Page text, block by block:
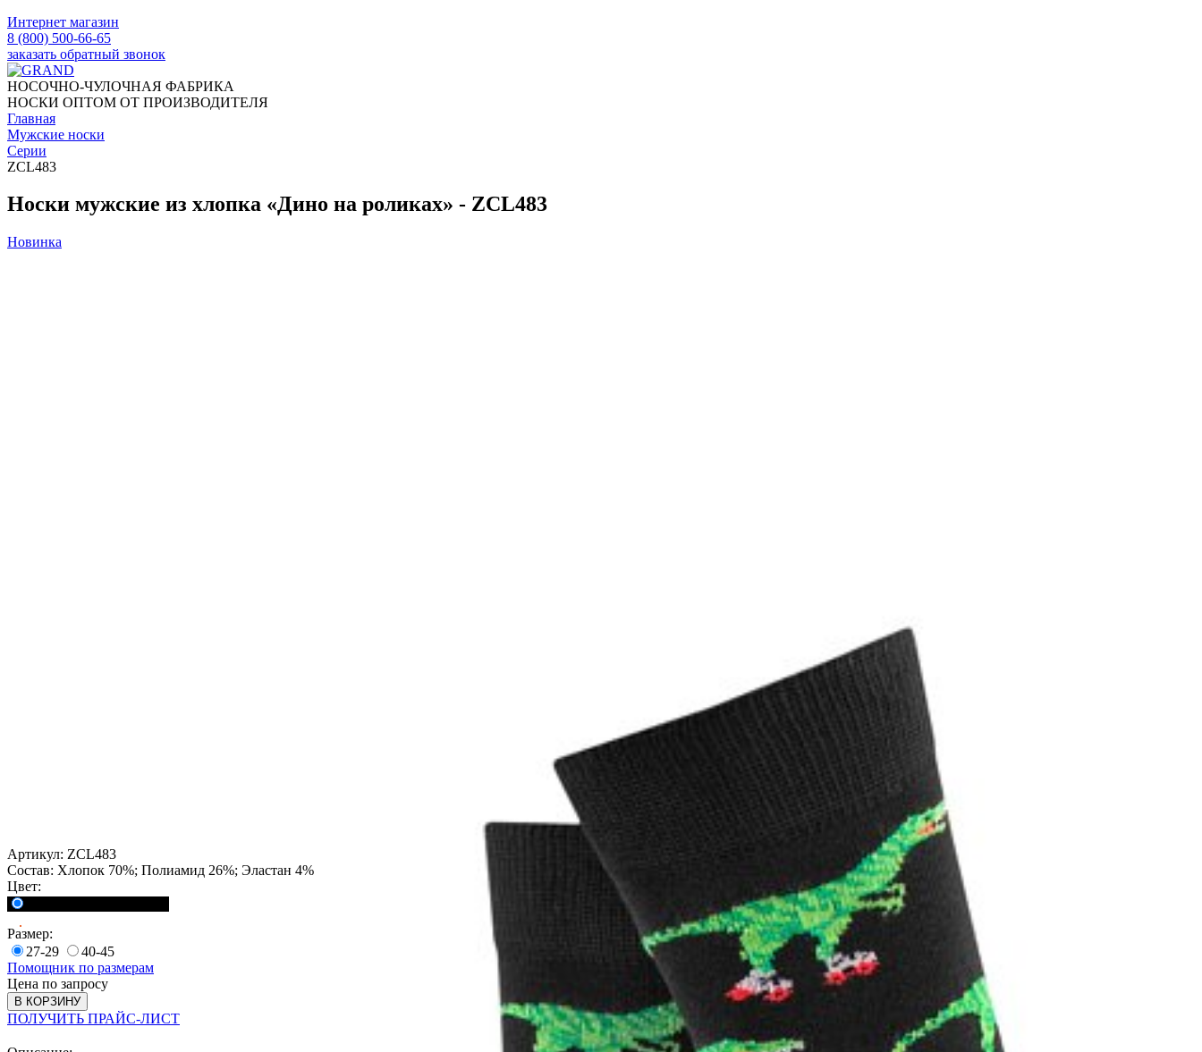
Интернет магазин
8 (800) 500-66-65
заказать обратный звонок
НОСОЧНО-ЧУЛОЧНАЯ ФАБРИКА
НОСКИ ОПТОМ ОТ ПРОИЗВОДИТЕЛЯ
Главная
Мужские носки
Серии
ZCL483
Носки мужские из хлопка «Дино на роликах» - ZCL483
Новинка
Артикул: ZCL483
Состав: Хлопок 70%; Полиамид 26%; Эластан 4%
Цвет:
Размер:
27-29
40-45
Помощник по размерам
Цена по запросу
В КОРЗИНУ
ПОЛУЧИТЬ ПРАЙС-ЛИСТ